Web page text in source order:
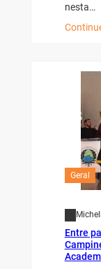
nesta…
Geral
Entre